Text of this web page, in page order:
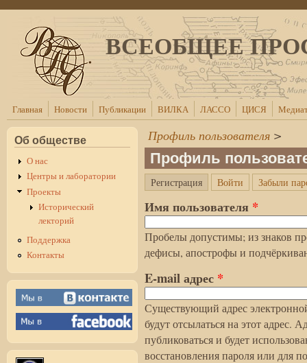
Перейти к основному содержанию
ВСЕОБЩЕЕ
Главная Новости Публикации ВИЛКА ЛАССО ЦИСЯ
Об обществе
О нас
Центры и лаборатории
Проекты
Исторический
лекторий
Поддержка
Контакты
Профиль пользователя >
Профиль
Главные вкладки
Регистрация (активная вкладка)
Войти Забыли
Имя пользователя *
Пробелы допустимы; из знаков
дефисы, апострофы и
E-mail адрес *
Существующий адрес
будут отсылаться на этот адрес.
публиковаться и будет
восстановления пароля или для